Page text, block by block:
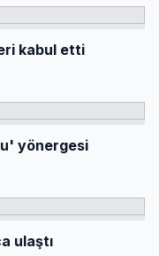
kabul etti
yönergesi
ulaştı